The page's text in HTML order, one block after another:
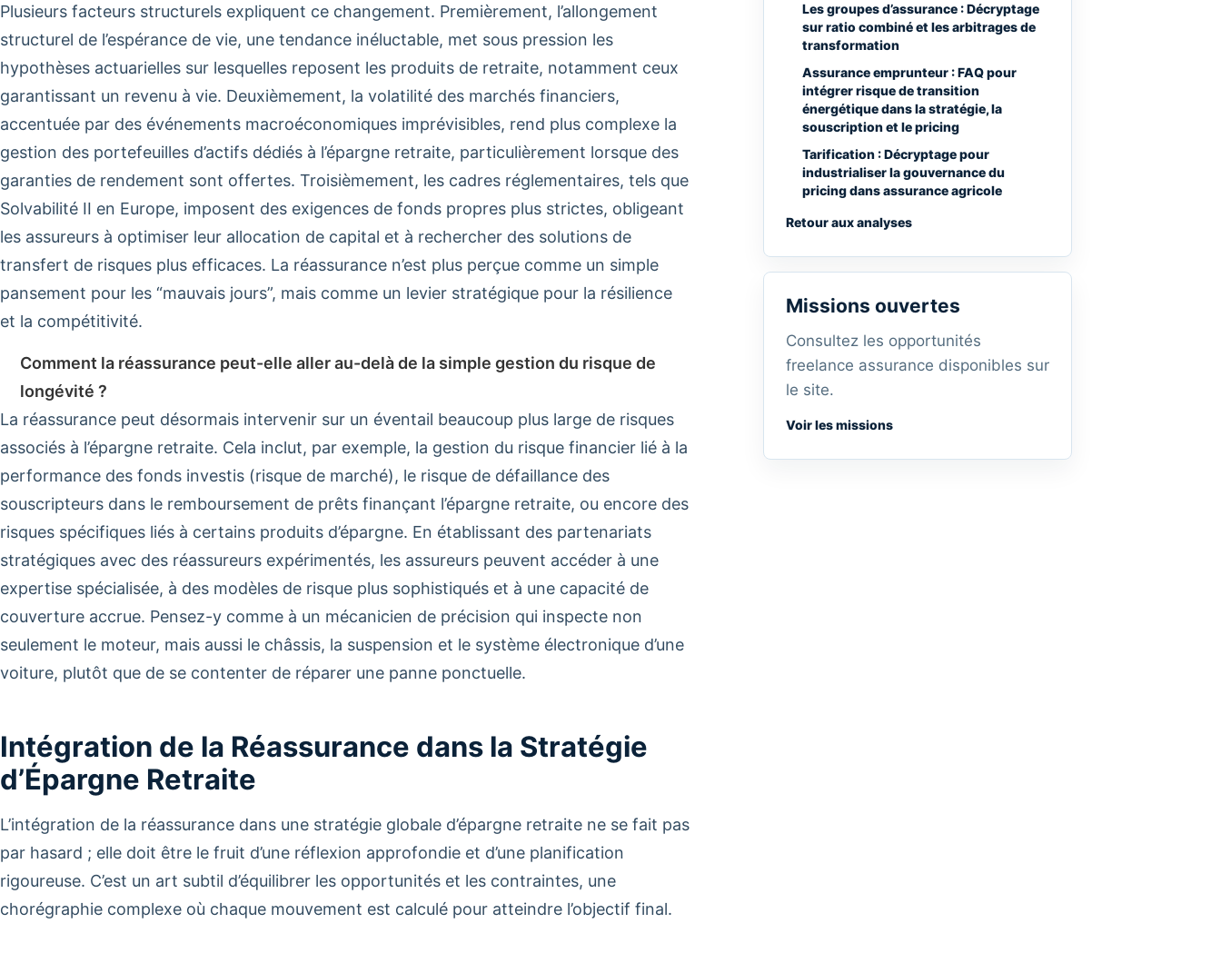
Plusieurs facteurs structurels expliquent ce changement. Premièrement, l’allongement
structurel de l’espérance de vie, une tendance inéluctable, met sous pression les
hypothèses actuarielles sur lesquelles reposent les produits de retraite, notamment ceux
garantissant un revenu à vie. Deuxièmement, la volatilité des marchés financiers,
accentuée par des événements macroéconomiques imprévisibles, rend plus complexe la
gestion des portefeuilles d’actifs dédiés à l’épargne retraite, particulièrement lorsque des
garanties de rendement sont offertes. Troisièmement, les cadres réglementaires, tels que
Solvabilité II en Europe, imposent des exigences de fonds propres plus strictes, obligeant
les assureurs à optimiser leur allocation de capital et à rechercher des solutions de
transfert de risques plus efficaces. La réassurance n’est plus perçue comme un simple
pansement pour les “mauvais jours”, mais comme un levier stratégique pour la résilience
et la compétitivité.
Comment la réassurance peut-elle aller au-delà de la simple gestion du risque de
longévité ?
La réassurance peut désormais intervenir sur un éventail beaucoup plus large de risques
associés à l’épargne retraite. Cela inclut, par exemple, la gestion du risque financier lié à la
performance des fonds investis (risque de marché), le risque de défaillance des
souscripteurs dans le remboursement de prêts finançant l’épargne retraite, ou encore des
risques spécifiques liés à certains produits d’épargne. En établissant des partenariats
stratégiques avec des réassureurs expérimentés, les assureurs peuvent accéder à une
expertise spécialisée, à des modèles de risque plus sophistiqués et à une capacité de
couverture accrue. Pensez-y comme à un mécanicien de précision qui inspecte non
seulement le moteur, mais aussi le châssis, la suspension et le système électronique d’une
voiture, plutôt que de se contenter de réparer une panne ponctuelle.
Intégration de la Réassurance dans la Stratégie
d’Épargne Retraite
L’intégration de la réassurance dans une stratégie globale d’épargne retraite ne se fait pas
par hasard ; elle doit être le fruit d’une réflexion approfondie et d’une planification
rigoureuse. C’est un art subtil d’équilibrer les opportunités et les contraintes, une
chorégraphie complexe où chaque mouvement est calculé pour atteindre l’objectif final.
Les groupes d’assurance : Décryptage
sur ratio combiné et les arbitrages de
transformation
Assurance emprunteur : FAQ pour
intégrer risque de transition
énergétique dans la stratégie, la
souscription et le pricing
Tarification : Décryptage pour
industrialiser la gouvernance du
pricing dans assurance agricole
Retour aux analyses
Missions ouvertes
Consultez les opportunités
freelance assurance disponibles sur
le site.
Voir les missions